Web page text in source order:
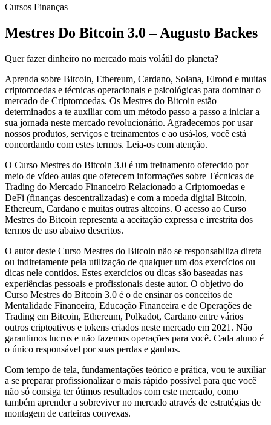
Cursos Finanças
Mestres Do Bitcoin 3.0 – Augusto Backes
Quer fazer dinheiro no mercado mais volátil do planeta?
Aprenda sobre Bitcoin, Ethereum, Cardano, Solana, Elrond e muitas
criptomoedas e técnicas operacionais e psicológicas para dominar o
mercado de Criptomoedas. Os Mestres do Bitcoin estão
determinados a te auxiliar com um método passo a passo a iniciar a
sua jornada neste mercado revolucionário. Agradecemos por usar
nossos produtos, serviços e treinamentos e ao usá-los, você está
concordando com estes termos. Leia-os com atenção.​
O Curso Mestres do Bitcoin 3.0 é um treinamento oferecido por
meio de vídeo aulas que oferecem informações sobre Técnicas de
Trading do Mercado Financeiro Relacionado a Criptomoedas e
DeFi (finanças descentralizadas) e com a moeda digital Bitcoin,
Ethereum, Cardano e muitas outras altcoins. O acesso ao Curso
Mestres do Bitcoin representa a aceitação expressa e irrestrita dos
termos de uso abaixo descritos.
O autor deste Curso Mestres do Bitcoin não se responsabiliza direta
ou indiretamente pela utilização de qualquer um dos exercícios ou
dicas nele contidos. Estes exercícios ou dicas são baseadas nas
experiências pessoais e profissionais deste autor. O objetivo do
Curso Mestres do Bitcoin 3.0 é o de ensinar os conceitos de
Mentalidade Financeira, Educação Financeira e de Operações de
Trading em Bitcoin, Ethereum, Polkadot, Cardano entre vários
outros criptoativos e tokens criados neste mercado em 2021. Não
garantimos lucros e não fazemos operações para você. Cada aluno é
o único responsável por suas perdas e ganhos.
Com tempo de tela, fundamentações teórico e prática, vou te auxiliar
a se preparar profissionalizar o mais rápido possível para que você
não só consiga ter ótimos resultados com este mercado, como
também aprender a sobreviver no mercado através de estratégias de
montagem de carteiras convexas.